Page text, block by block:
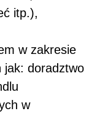
itp.),
w zakresie
jak: doradztwo
w